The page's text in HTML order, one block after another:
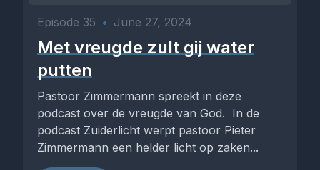
Episode 35 • June 27, 2024
Met vreugde zult gij water
putten
Pastoor Zimmermann spreekt in deze
podcast over de vreugde van God. In de
podcast Zuiderlicht werpt pastoor Pieter
Zimmermann een helder licht op zaken...